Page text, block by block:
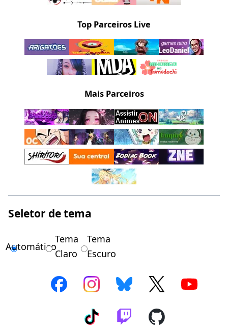
Top Parceiros Live
Mais Parceiros
Seletor de tema
Automático
Tema
Claro
Tema
Escuro